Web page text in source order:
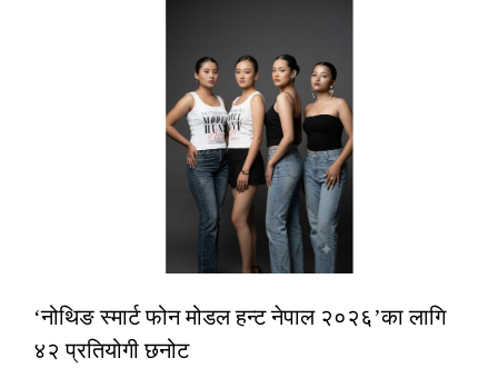
‘नोथिङ स्मार्ट फोन मोडल हन्ट नेपाल २०२६’का लागि
४२ प्रतियोगी छनोट